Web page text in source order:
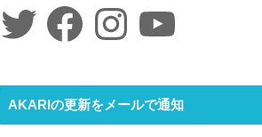
Twitter FacebookInstagramYouTube
AKARIの更新をメールで通知